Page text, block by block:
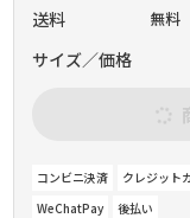
送料 無料
サイズ／価格
コンビニ決済 クレジット
WeChatPay
後払い